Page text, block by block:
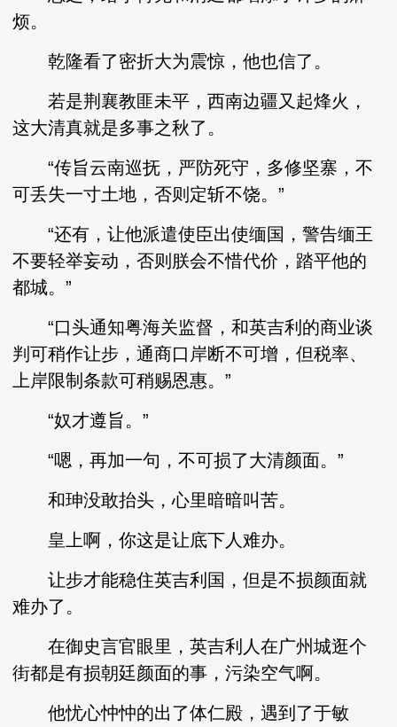
烦。
乾隆看了密折大为震惊，他也信了。
若是荆襄教匪未平，西南边疆又起烽火，
这大清真就是多事之秋了。
“传旨云南巡抚，严防死守，多修坚寨，不
可丢失一寸土地，否则定斩不饶。”
“还有，让他派遣使臣出使缅国，警告缅王
不要轻举妄动，否则朕会不惜代价，踏平他的
都城。”
“口头通知粤海关监督，和英吉利的商业谈
判可稍作让步，通商口岸断不可增，但税率、
上岸限制条款可稍赐恩惠。”
“奴才遵旨。”
“嗯，再加一句，不可损了大清颜面。”
和珅没敢抬头，心里暗暗叫苦。
皇上啊，你这是让底下人难办。
让步才能稳住英吉利国，但是不损颜面就
难办了。
在御史言官眼里，英吉利人在广州城逛个
街都是有损朝廷颜面的事，污染空气啊。
他忧心忡忡的出了体仁殿，遇到了于敏